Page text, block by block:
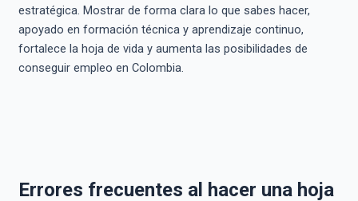
estratégica. Mostrar de forma clara lo que sabes hacer,
apoyado en formación técnica y aprendizaje continuo,
fortalece la hoja de vida y aumenta las posibilidades de
conseguir empleo en Colombia.
Errores frecuentes al hacer una hoja